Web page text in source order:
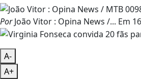
PorJoão Vitor : Opina News /... Em
A-
A+